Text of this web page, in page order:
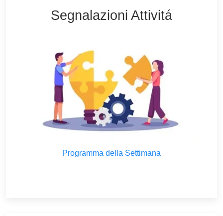
Segnalazioni Attivitá
Programma della Settimana